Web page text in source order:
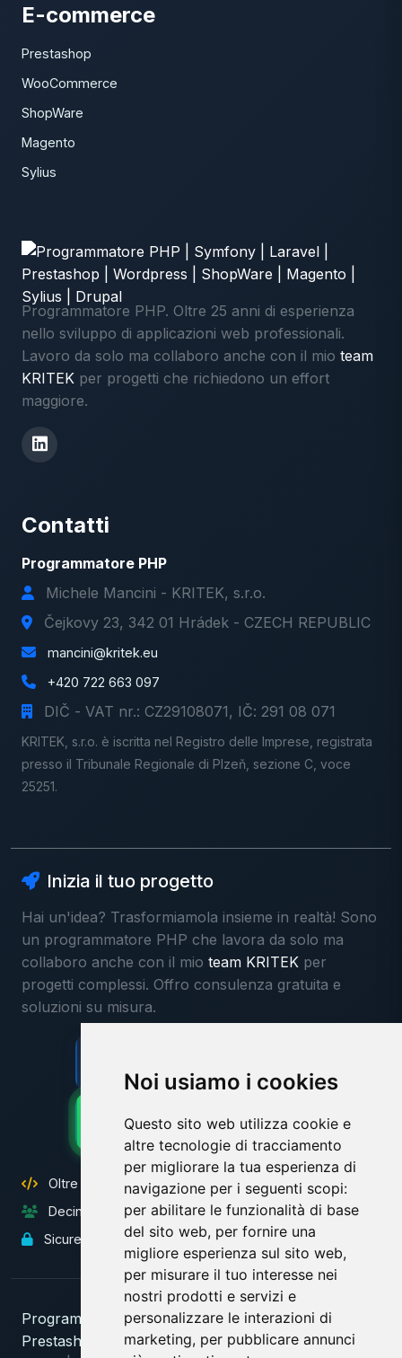
Noi usiamo i cookies
Questo sito web utilizza cookie e
altre tecnologie di tracciamento
per migliorare la tua esperienza di
navigazione per i seguenti scopi:
per abilitare le funzionalità di base
del sito web, per fornire una
migliore esperienza sul sito web,
per misurare il tuo interesse nei
nostri prodotti e servizi e
personalizzare le interazioni di
marketing, per pubblicare annunci
Programmatore PHP. Oltre 25 anni di esperienza
nello sviluppo di applicazioni web professionali.
Lavoro da solo ma collaboro anche con il mio team
KRITEK per progetti che richiedono un effort
maggiore.
E-commerce
Prestashop
WooCommerce
ShopWare
Magento
Sylius
Contatti
Programmatore PHP
Michele Mancini - KRITEK, s.r.o.
Čejkovy 23, 342 01 Hrádek - CZECH REPUBLIC
mancini@kritek.eu
+420 722 663 097
DIČ - VAT nr.: CZ29108071, IČ: 291 08 071
KRITEK, s.r.o. è iscritta nel Registro delle Imprese, registrata
presso il Tribunale Regionale di Plzeň, sezione C, voce
25251.
Inizia il tuo progetto
Hai un'idea? Trasformiamola insieme in realtà! Sono
un programmatore PHP che lavora da solo ma
collaboro anche con il mio team KRITEK per
progetti complessi. Offro consulenza gratuita e
soluzioni su misura.
WhatsApp
Risposta veloce
Oltre 25 anni di esperienza con PHP e Symfony
Decine di clienti si fidano di me
Sicurezza e best practice
Programmatore PHP|Symfony |Laravel|
Prestashop
Wordpress| ShopWare|Magento|